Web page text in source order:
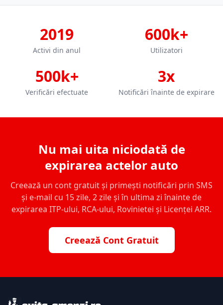
2019
Activi din anul
600k+
Utilizatori
500k+
Verificări efectuate
3x
Notificări înainte de expirare
Nu mai uita niciodată de
expirarea actelor auto
Creează un cont gratuit și primești notificări prin SMS
și e-mail cu 15 zile, 2 zile și în ultima zi înainte de
expirarea ITP-ului, RCA-ului, Rovinietei și Licenței ARR.
Creează Cont Gratuit